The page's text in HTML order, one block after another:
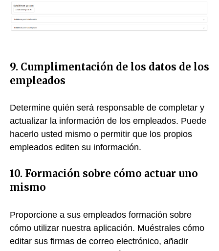
9. Cumplimentación de los datos de los
empleados
Determine quién será responsable de completar y
actualizar la información de los empleados. Puede
hacerlo usted mismo o permitir que los propios
empleados editen su información.
10. Formación sobre cómo actuar uno
mismo
Proporcione a sus empleados formación sobre
cómo utilizar nuestra aplicación. Muéstrales cómo
editar sus firmas de correo electrónico, añadir